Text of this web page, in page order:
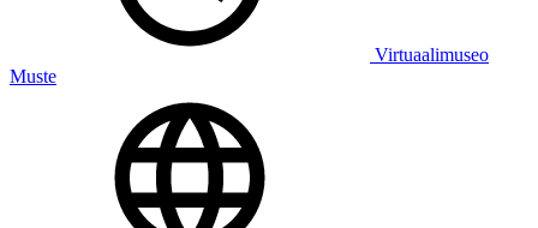
Virtuaalimuseo
Muste